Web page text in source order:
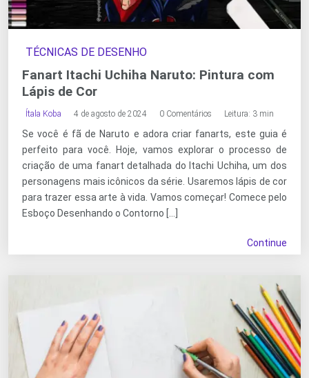
TÉCNICAS DE DESENHO
Fanart Itachi Uchiha Naruto: Pintura com
Lápis de Cor
Ítala Koba 4 de agosto de 2024 0 Comentários Leitura: 3 min
Se você é fã de Naruto e adora criar fanarts, este guia é
perfeito para você. Hoje, vamos explorar o processo de
criação de uma fanart detalhada do Itachi Uchiha, um dos
personagens mais icônicos da série. Usaremos lápis de cor
para trazer essa arte à vida. Vamos começar! Comece pelo
Esboço Desenhando o Contorno […]
Continue